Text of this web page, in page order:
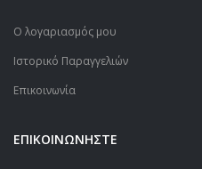
Ο λογαριασμός μου
Ιστορικό Παραγγελιών
Επικοινωνία
ΕΠΙΚΟΙΝΩΝΗΣΤΕ